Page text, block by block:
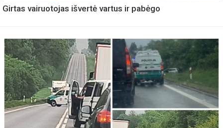
Girtas vairuotojas išvertė vartus ir pabėgo